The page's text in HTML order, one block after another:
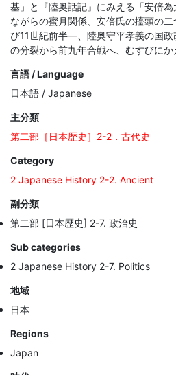
基」と『陸奥話記』にみえる「安倍
ながらの蜜月関係、安倍氏の擡頭の
び11世紀前半―、陸奥守平孝義の国
の分裂から前九年合戦へ、むすびにか
言語 / Language
日本語 / Japanese
主分類
第二部［日本歴史］2-2．古代史
Category
2 Japanese History 2-2. Ancient
副分類
第二部 [日本歴史] 2-7. 政治史
Sub categories
2 Japanese History 2-7. Politics
地域
日本
Regions
Japan